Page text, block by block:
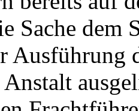
Sache dem
Ausführung
Anstalt